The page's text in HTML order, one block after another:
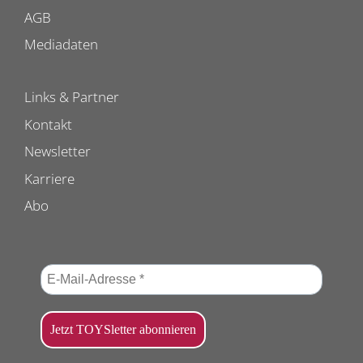
AGB
Mediadaten
Links & Partner
Kontakt
Newsletter
Karriere
Abo